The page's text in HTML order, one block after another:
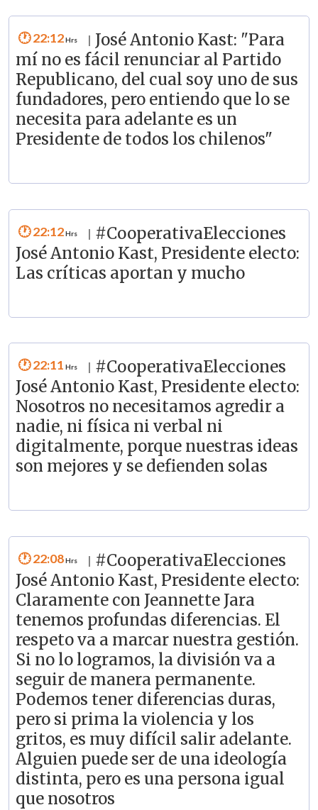
22:12
José Antonio Kast: "Para
mí no es fácil renunciar al Partido
Republicano, del cual soy uno de sus
fundadores, pero entiendo que lo se
necesita para adelante es un
Presidente de todos los chilenos"
22:12
#CooperativaElecciones
José Antonio Kast, Presidente electo:
Las críticas aportan y mucho
22:11
#CooperativaElecciones
José Antonio Kast, Presidente electo:
Nosotros no necesitamos agredir a
nadie, ni física ni verbal ni
digitalmente, porque nuestras ideas
son mejores y se defienden solas
22:08
#CooperativaElecciones
José Antonio Kast, Presidente electo:
Claramente con Jeannette Jara
tenemos profundas diferencias. El
respeto va a marcar nuestra gestión.
Si no lo logramos, la división va a
seguir de manera permanente.
Podemos tener diferencias duras,
pero si prima la violencia y los
gritos, es muy difícil salir adelante.
Alguien puede ser de una ideología
distinta, pero es una persona igual
que nosotros